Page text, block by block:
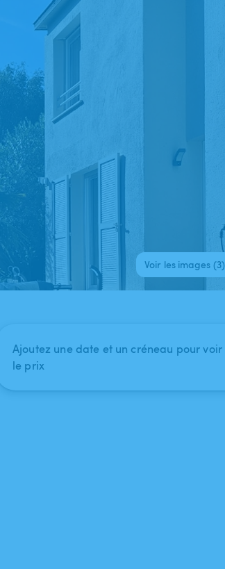
Voir les images (3)
Ajoutez une date et un créneau pour voir
le prix